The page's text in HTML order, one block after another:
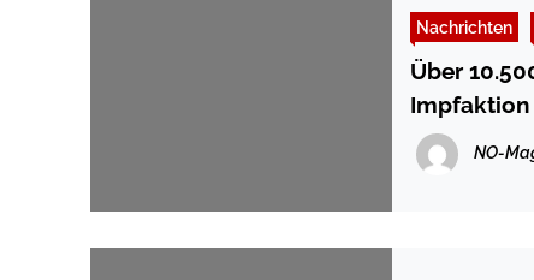
Nachrichten
Über
Impfaktion
NO-